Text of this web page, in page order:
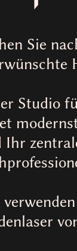
Sie
Studio
Ihr